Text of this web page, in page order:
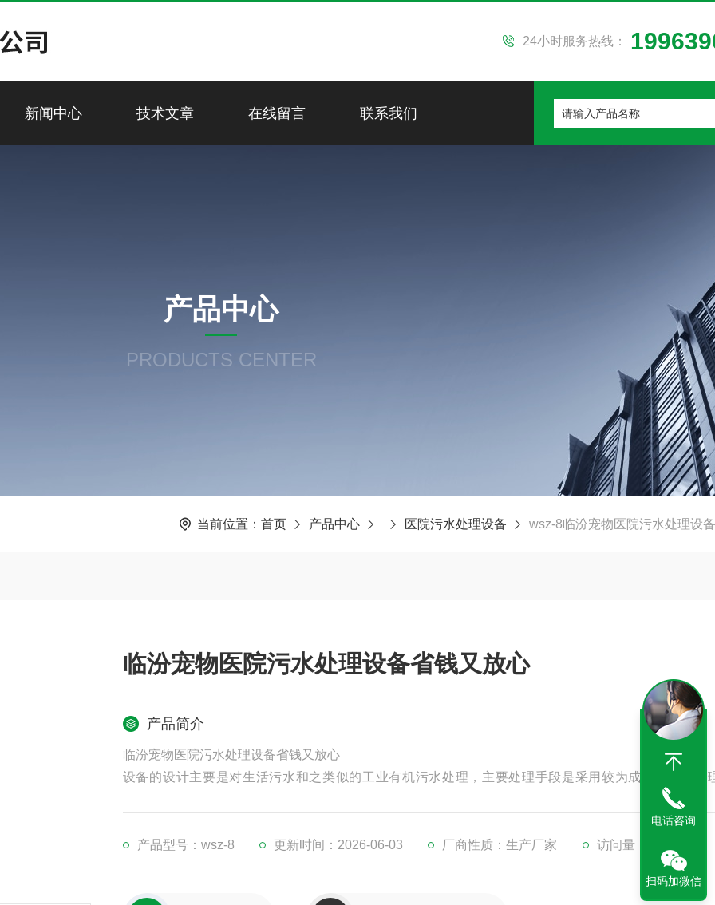
24小时服务热线：
新闻中心 技术文章 在线留言 联系我们
产品中心
PRODUCTS CENTER
当前位置： 首页 产品中心 医院污水处理设备 wsz-8临汾宠物医院污水处理设
临汾宠物医院污水处理设备省钱又放心
产品简介
临汾宠物医院污水处理设备省钱又放心
设备的设计主要是对生活污水和之类似的工业有机污水处理，主要处理手段是采用较为成熟的生化处
——生物接触氧化法，水质参数按一般生活污水水质设计计算，按BOD5平均200mg/1，出水BOD5按
计。共有六部分组成；（1）初沉池（2）接触氧化池（3）二沉池（4）消毒池，消毒装置（5）污泥池
机房，风机。
产品型号：wsz-8 更新时间：2026-06-03 厂商性质：生产厂家 访问量：1507
电话咨询
扫码加微信